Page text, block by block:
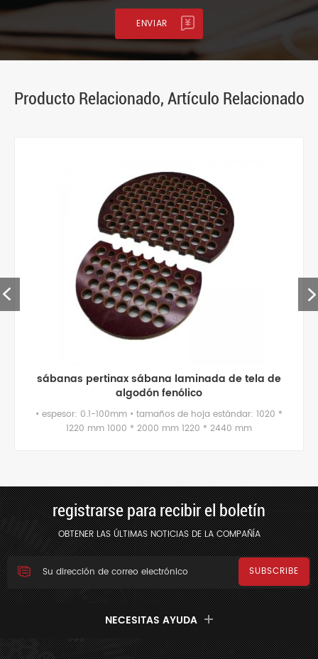
Producto Relacionado, Artículo Relacionado
sábanas pertinax sábana laminada de tela de
algodón fenólico
• espesor: 0.1-100mm • tamaños de hoja estándar: 1020 *
1220 mm 1000 * 2000 mm 1220 * 2440 mm
registrarse para recibir el boletín
OBTENER LAS ÚLTIMAS NOTICIAS DE LA COMPAÑÍA
NECESITAS AYUDA